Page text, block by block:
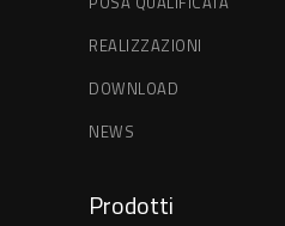
REALIZZAZIONI
DOWNLOAD
NEWS
Prodotti